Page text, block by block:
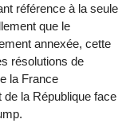
référence à la seule
que le
annexée, cette
résolutions de
la France
la République face